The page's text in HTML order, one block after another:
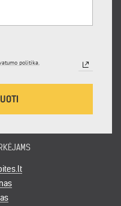
politika.